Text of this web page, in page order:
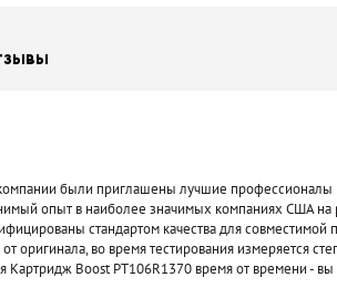
были приглашены лучшие
опыт в наиболее значимых компаниях США
стандартом качества для совместимой
оригинала, во время тестирования измеряется
Boost PT106R1370 время от времени -